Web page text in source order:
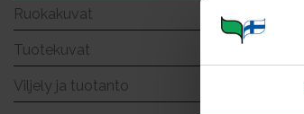
Ruokakuvat
Tuotekuvat
Viljely ja tuotanto